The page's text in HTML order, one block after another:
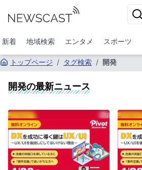
新着 地域検索 エンタメ スポーツ
トップページ / タグ検索 / 開発
開発の最新ニュース